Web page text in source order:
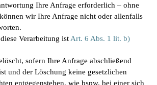
Ihre Anfrage erforderlich – ohne
wir Ihre Anfrage nicht oder allenfalls
Verarbeitung ist Art. 6 Abs. 1 lit. b)
sofern Ihre Anfrage abschließend
und der Löschung keine gesetzlichen
entgegenstehen, wie bspw. bei einer sich